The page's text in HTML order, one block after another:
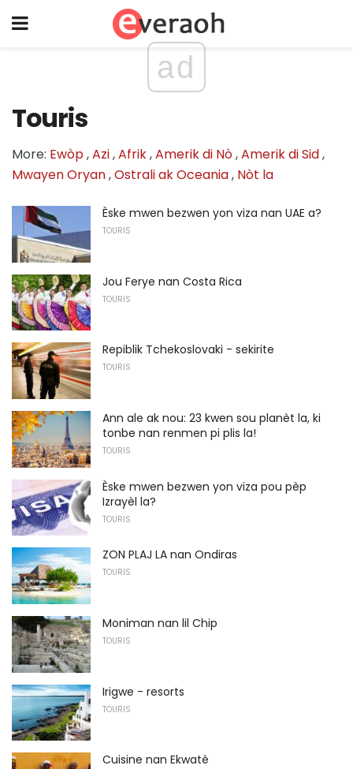
ad
Touris
More: Ewòp,Azi,Afrik,Amerik di Nò,Amerik di Sid,
Mwayen Oryan,Ostrali ak Oceania, Nòt la
Èske mwen bezwen yon viza nan UAE a?
TOURIS
Jou Ferye nan Costa Rica
TOURIS
Repiblik Tchekoslovaki - sekirite
TOURIS
Ann ale ak nou: 23 kwen sou planèt la, ki
tonbe nan renmen pi plis la!
TOURIS
Èske mwen bezwen yon viza pou pèp
Izrayèl la?
TOURIS
ZON PLAJ LA nan Ondiras
TOURIS
Moniman nan lil Chip
TOURIS
Irigwe - resorts
TOURIS
Cuisine nan Ekwatè